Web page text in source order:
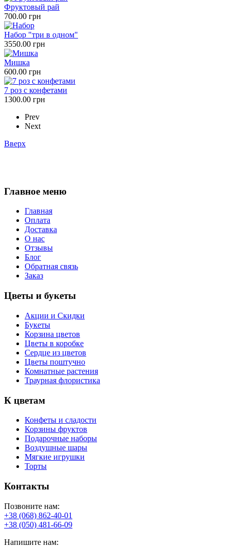
Фруктовый рай
700.00 грн
Набор "три в одном"
3550.00 грн
Мишка
600.00 грн
7 роз с конфетами
1300.00 грн
Prev
Next
Вверх
Главное меню
Главная
Оплата
Доставка
О нас
Отзывы
Блог
Обратная связь
Заказ
Цветы и букеты
Акции и Скидки
Букеты
Корзина цветов
Цветы в коробке
Сердце из цветов
Цветы поштучно
Комнатные растения
Траурная флористика
К цветам
Конфеты и сладости
Корзины фруктов
Подарочные наборы
Воздушные шары
Мягкие игрушки
Торты
Контакты
Позвоните нам:
+38 (068) 862-40-01
+38 (050) 481-66-09
Напишите нам: